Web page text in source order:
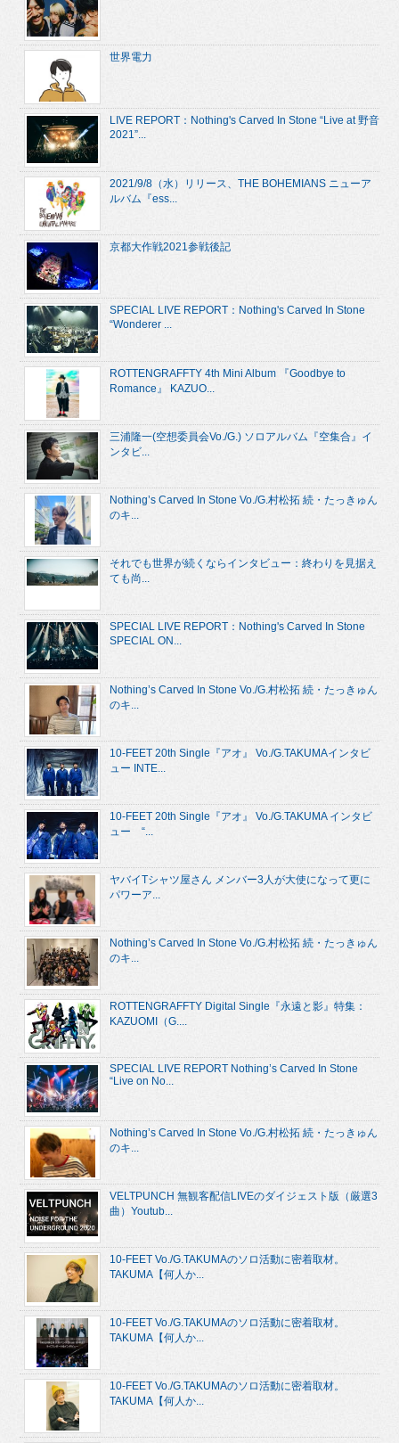
世界電力
LIVE REPORT：Nothing's Carved In Stone “Live at 野音
2021”...
2021/9/8（水）リリース、THE BOHEMIANS ニューア
ルバム『ess...
京都大作戦2021参戦後記
SPECIAL LIVE REPORT：Nothing's Carved In Stone
“Wonderer ...
ROTTENGRAFFTY 4th Mini Album 『Goodbye to
Romance』 KAZUO...
三浦隆一(空想委員会Vo./G.) ソロアルバム『空集合』イ
ンタビ...
Nothing’s Carved In Stone Vo./G.村松拓 続・たっきゅん
のキ...
それでも世界が続くならインタビュー：終わりを見据え
ても尚...
SPECIAL LIVE REPORT：Nothing's Carved In Stone
SPECIAL ON...
Nothing’s Carved In Stone Vo./G.村松拓 続・たっきゅん
のキ...
10-FEET 20th Single『アオ』 Vo./G.TAKUMAインタビ
ュー INTE...
10-FEET 20th Single『アオ』 Vo./G.TAKUMA インタビ
ュー “...
ヤバイTシャツ屋さん メンバー3人が大使になって更に
パワーア...
Nothing’s Carved In Stone Vo./G.村松拓 続・たっきゅん
のキ...
ROTTENGRAFFTY Digital Single『永遠と影』特集：
KAZUOMI（G....
SPECIAL LIVE REPORT Nothing’s Carved In Stone
“Live on No...
Nothing’s Carved In Stone Vo./G.村松拓 続・たっきゅん
のキ...
VELTPUNCH 無観客配信LIVEのダイジェスト版（厳選3
曲）Youtub...
10-FEET Vo./G.TAKUMAのソロ活動に密着取材。
TAKUMA【何人か...
10-FEET Vo./G.TAKUMAのソロ活動に密着取材。
TAKUMA【何人か...
10-FEET Vo./G.TAKUMAのソロ活動に密着取材。
TAKUMA【何人か...